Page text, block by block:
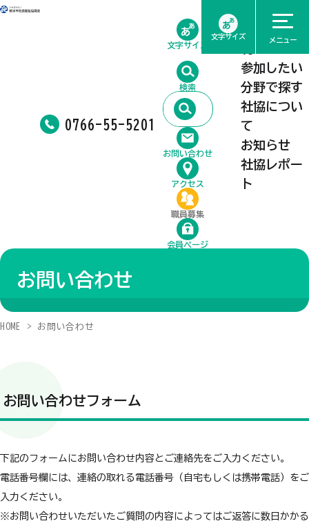
0766-55-5201
文字サイズ
検索
お問い合わせ
アクセス
職員募集
会員ページ
文字サイズ
メニュー
相談したい
参加したい
分野で探す
社協につい
て
お知らせ
社協レポー
ト
お問い合わせ
HOME お問い合わせ
お問い合わせフォーム
下記のフォームにお問い合わせ内容とご連絡先をご入力ください。
電話番号欄には、連絡の取れる電話番号（自宅もしくは携帯電話）をご
入力ください。
※お問い合わせいただいたご質問の内容によってはご返答に数日かかる